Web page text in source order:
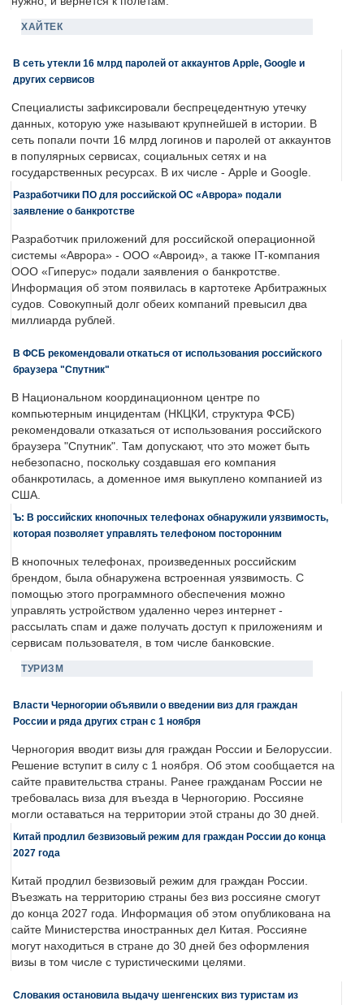
ХАЙТЕК
В сеть утекли 16 млрд паролей от аккаунтов Apple, Google и
других сервисов
Специалисты зафиксировали беспрецедентную утечку
данных, которую уже называют крупнейшей в истории. В
сеть попали почти 16 млрд логинов и паролей от аккаунтов
в популярных сервисах, социальных сетях и на
государственных ресурсах. В их числе - Apple и Google.
Разработчики ПО для российской ОС «Аврора» подали
заявление о банкротстве
Разработчик приложений для российской операционной
системы «Аврора» - ООО «Авроид», а также IT-компания
ООО «Гиперус» подали заявления о банкротстве.
Информация об этом появилась в картотеке Арбитражных
судов. Совокупный долг обеих компаний превысил два
миллиарда рублей.
В ФСБ рекомендовали откаться от использования российского
браузера "Спутник"
В Национальном координационном центре по
компьютерным инцидентам (НКЦКИ, структура ФСБ)
рекомендовали отказаться от использования российского
браузера "Спутник". Там допускают, что это может быть
небезопасно, поскольку создавшая его компания
обанкротилась, а доменное имя выкуплено компанией из
США.
Ъ: В российских кнопочных телефонах обнаружили уязвимость,
которая позволяет управлять телефоном посторонним
В кнопочных телефонах, произведенных российским
брендом, была обнаружена встроенная уязвимость. С
помощью этого программного обеспечения можно
управлять устройством удаленно через интернет -
рассылать спам и даже получать доступ к приложениям и
сервисам пользователя, в том числе банковские.
ТУРИЗМ
Власти Черногории объявили о введении виз для граждан
России и ряда других стран с 1 ноября
Черногория вводит визы для граждан России и Белоруссии.
Решение вступит в силу с 1 ноября. Об этом сообщается на
сайте правительства страны. Ранее гражданам России не
требовалась виза для въезда в Черногорию. Россияне
могли оставаться на территории этой страны до 30 дней.
Китай продлил безвизовый режим для граждан России до конца
2027 года
Китай продлил безвизовый режим для граждан России.
Въезжать на территорию страны без виз россияне смогут
до конца 2027 года. Информация об этом опубликована на
сайте Министерства иностранных дел Китая. Россияне
могут находиться в стране до 30 дней без оформления
визы в том числе с туристическими целями.
Словакия остановила выдачу шенгенских виз туристам из